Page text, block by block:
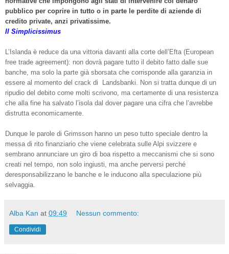
pubblico per coprire in tutto o in parte le perdite di aziende di
credito private, anzi privatissime.
Il Simplicissimus
L’Islanda è reduce da una vittoria davanti alla corte dell’Efta (European
free trade agreement): non dovrà pagare tutto il debito fatto dalle sue
banche, ma solo la parte già sborsata che corrisponde alla garanzia in
essere al momento del crack di Landsbanki. Non si tratta dunque di un
ripudio del debito come molti scrivono, ma certamente di una resistenza
che alla fine ha salvato l’isola dal dover pagare una cifra che l’avrebbe
distrutta economicamente.
Dunque le parole di Grimsson hanno un peso tutto speciale dentro la
messa di rito finanziario che viene celebrata sulle Alpi svizzere e
sembrano annunciare un giro di boa rispetto a meccanismi che si sono
creati nel tempo, non solo ingiusti, ma anche perversi perché
deresponsabilizzano le banche e le inducono alla speculazione più
selvaggia.
Alba Kan at 09:49 Nessun commento:
Condividi